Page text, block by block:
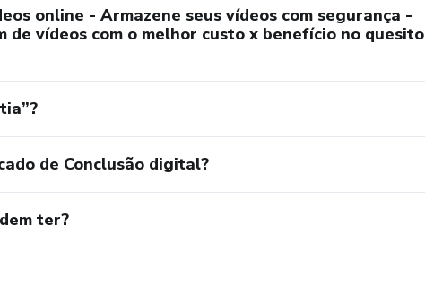
online - Armazene seus vídeos com segurança -
de vídeos com o melhor custo x benefício no quesito
de Conclusão digital?
ter?